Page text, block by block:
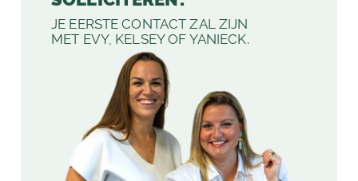
JE EERSTE CONTACT ZAL ZIJN
MET EVY, KELSEY OF YANIECK.